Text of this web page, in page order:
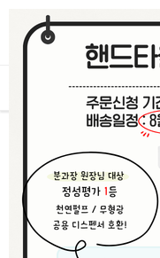
PLAYLAB